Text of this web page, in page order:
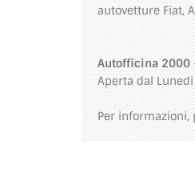
autovetture Fiat,
Autofficina 2000
Aperta dal
Per